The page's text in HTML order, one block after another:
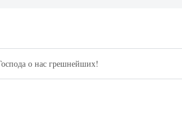
о нас грешнейших!